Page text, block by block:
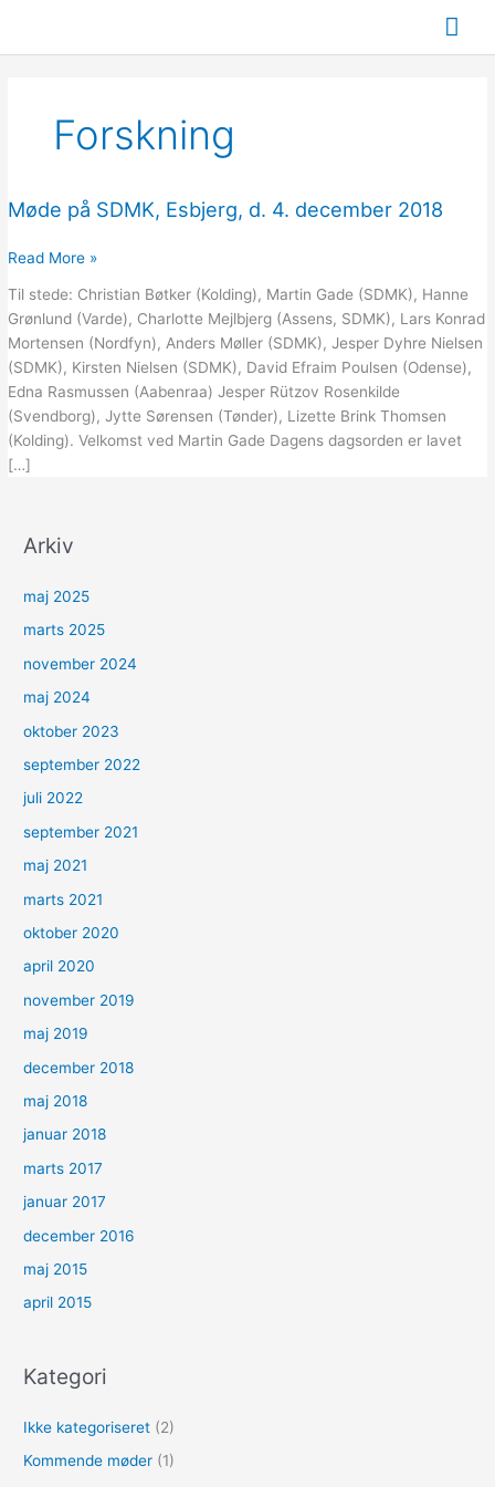
indholdet
Forskning
Møde på SDMK, Esbjerg, d. 4. december 2018
Møde
SDMK,
d.
4.
december
2018
Read More »
Til stede: Christian Bøtker (Kolding), Martin Gade (SDMK), Hanne
Grønlund (Varde), Charlotte Mejlbjerg (Assens, SDMK), Lars Konrad
Mortensen (Nordfyn), Anders Møller (SDMK), Jesper Dyhre Nielsen
(SDMK), Kirsten Nielsen (SDMK), David Efraim Poulsen (Odense),
Edna Rasmussen (Aabenraa) Jesper Rützov Rosenkilde
(Svendborg), Jytte Sørensen (Tønder), Lizette Brink Thomsen
(Kolding). Velkomst ved Martin Gade Dagens dagsorden er lavet
[…]
Arkiv
maj 2025
marts 2025
november 2024
maj 2024
oktober 2023
september 2022
juli 2022
september 2021
maj 2021
marts 2021
oktober 2020
april 2020
november 2019
maj 2019
december 2018
maj 2018
januar 2018
marts 2017
januar 2017
december 2016
maj 2015
april 2015
Kategori
Ikke kategoriseret (2)
Kommende møder (1)